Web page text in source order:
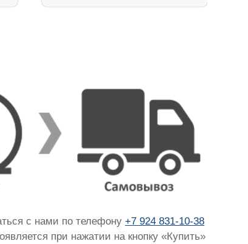
с нами по телефону+7 924 831-10-38
при нажатии на кнопку «Купить»